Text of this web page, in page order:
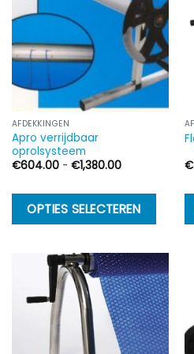
AFDEKKINGEN
Apro verrijdbaar
oprolsysteem
€604.00 - €1,380.00Prijsklasse:
€1,380.00
OPTIES SELECTEREN
Deze
kan
€